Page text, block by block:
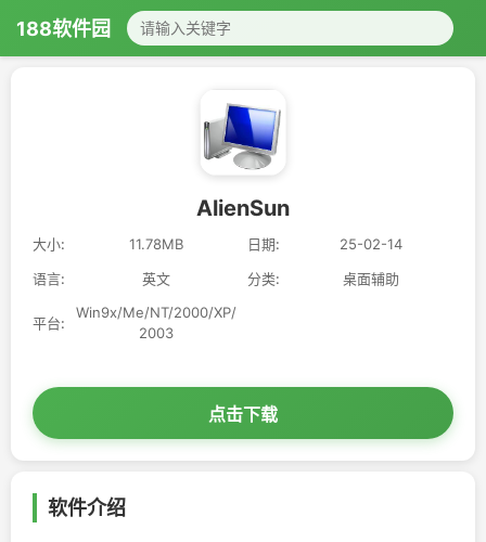
188软件园
AlienSun
大小: 11.78MB 日期:
25-02-14
语言:
英文 分类: 桌面辅助
平台:
Win9x/Me/NT/2000/XP/
2003
点击下载
软件介绍